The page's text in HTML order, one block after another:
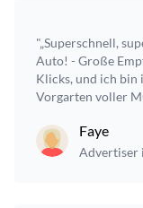
"„Superschnell,
Auto! - Große
Klicks, und ich bin
Vorgarten voller
Faye
Advertiser